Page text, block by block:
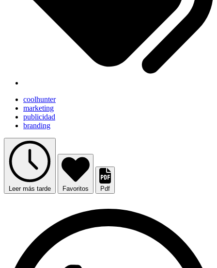
coolhunter
marketing
publicidad
branding
Leer más tarde Favoritos Pdf